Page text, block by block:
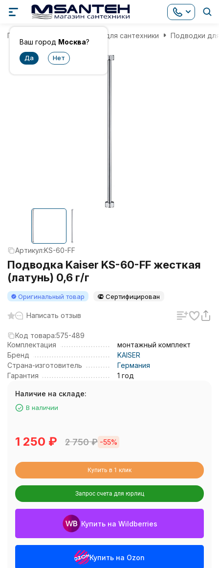
Ваш город Москва?
Главная Комплектующие для сантехники Подводки
Артикул:KS-60-FF
Подводка Kaiser KS-60-FF жесткая
(латунь) 0,6 г/г
Оригинальный товар Сертифицирован
Написать отзыв
Код товара:575-489
Комплектация
монтажный комплект
Бренд
KAISER
Страна-изготовитель
Германия
Гарантия
1 год
Наличие на складе:
В наличии
1 250 ₽ 2 750₽ -55%
Купить в 1 клик
Запрос счета для юрлиц
Купить на Wildberries
Купить на Ozon